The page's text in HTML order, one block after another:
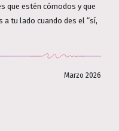
que estén cómodos y que
tu lado cuando des el “sí,
Marzo 2026